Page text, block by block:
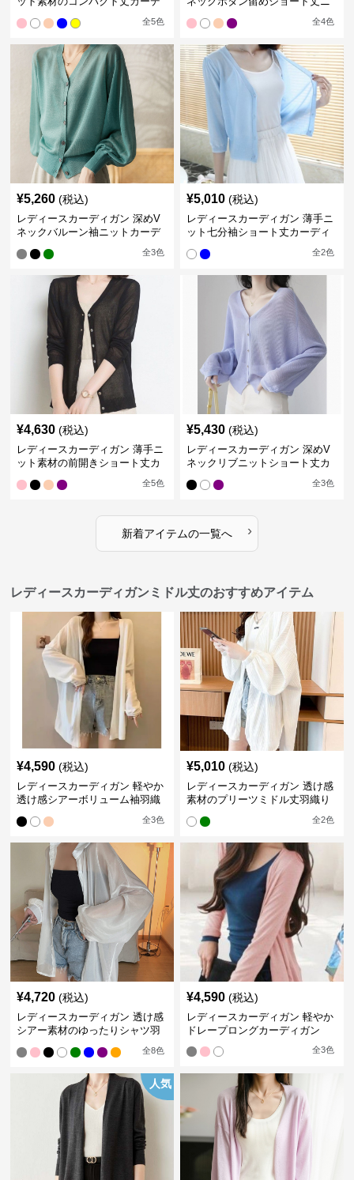
全5色 全4色
¥5,260 (税込)
レディースカーディガン 深めV
ネックバルーン袖ニットカーデ
全3色
¥5,010 (税込)
レディースカーディガン 薄手ニ
ット七分袖ショート丈カーディ
全2色
¥4,630 (税込)
レディースカーディガン 薄手ニ
ット素材の前開きショート丈カ
全5色
¥5,430 (税込)
レディースカーディガン 深めV
ネックリブニットショート丈カ
全3色
新着アイテムの一覧へ ›
レディースカーディガンミドル丈のおすすめアイテム
¥4,590 (税込)
レディースカーディガン 軽やか
透け感シアーボリューム袖羽織
全3色
¥5,010 (税込)
レディースカーディガン 透け感
素材のプリーツミドル丈羽織り
全2色
¥4,720 (税込)
レディースカーディガン 透け感
シアー素材のゆったりシャツ羽
全8色
¥4,590 (税込)
レディースカーディガン 軽やか
ドレープロングカーディガン
全3色
人気